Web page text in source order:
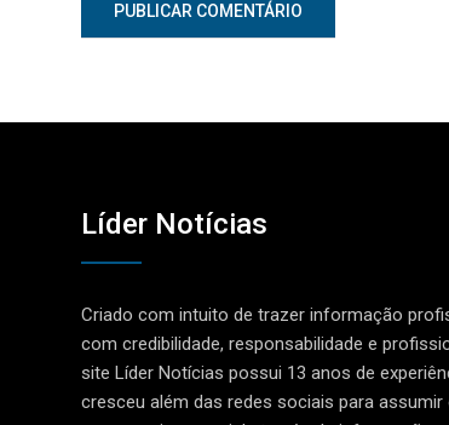
Líder Notícias
Criado com intuito de trazer informação
com credibilidade, responsabilidade e
site Líder Notícias possui 13 anos de
cresceu além das redes sociais para assumir